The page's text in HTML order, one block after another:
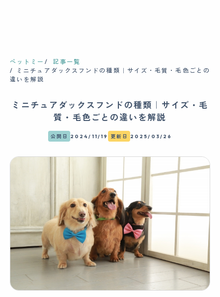
ペットミー
記事一覧
ミニチュアダックスフンドの種類｜サイズ・毛質・毛色ごとの
違いを解説
ミニチュアダックスフンドの種類｜サイズ・毛
質・毛色ごとの違いを解説
公開日 2024/11/19 更新日 2025/03/26